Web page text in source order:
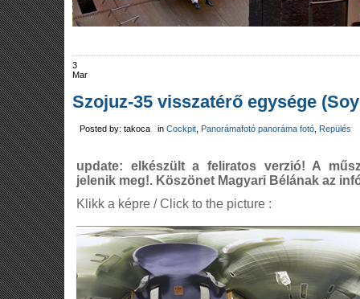
3
Mar
Szojuz-35 visszatérő egysége
Posted by: takoca in Cockpit, Panorámafotó panoráma fotó, Repülés
update: elkészült a feliratos verzió! A
jelenik meg!. Köszönet Magyari Bélának az
Klikk a képre / Click to the picture :